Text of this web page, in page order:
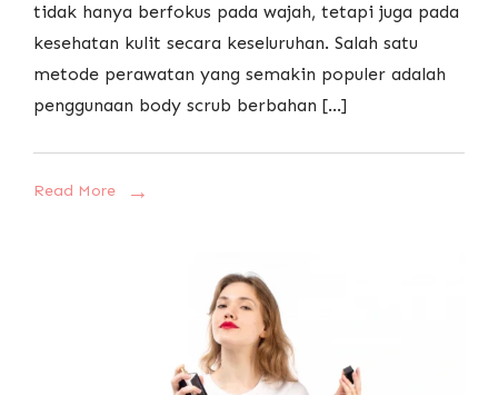
tidak hanya berfokus pada wajah, tetapi juga pada
kesehatan kulit secara keseluruhan. Salah satu
metode perawatan yang semakin populer adalah
penggunaan body scrub berbahan […]
Read More